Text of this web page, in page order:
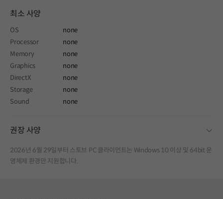
최소 사양
OS
none
Processor
none
Memory
none
Graphics
none
DirectX
none
Storage
none
Sound
none
권장 사양
2026년 6월 29일부터 스토브 PC 클라이언트는 Windows 10 이상 및 64bit 운
영체제 환경만 지원합니다.